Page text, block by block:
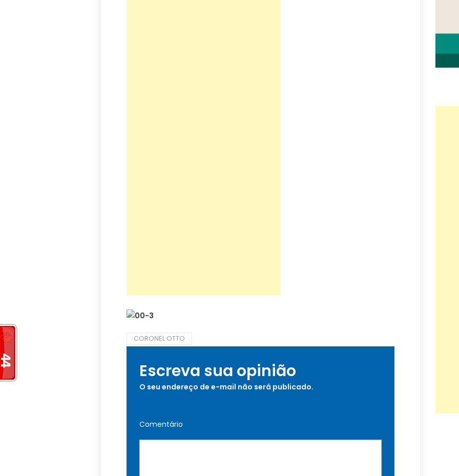
CORONEL OTTO
Escreva sua opinião
O seu endereço de e-mail não será publicado.
Comentário